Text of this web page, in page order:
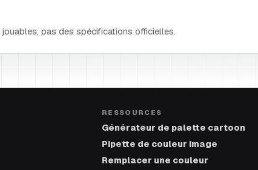
pas des spécifications officielles.
RESSOURCES
Générateur de palette cartoon
Pipette de couleur image
Remplacer une couleur